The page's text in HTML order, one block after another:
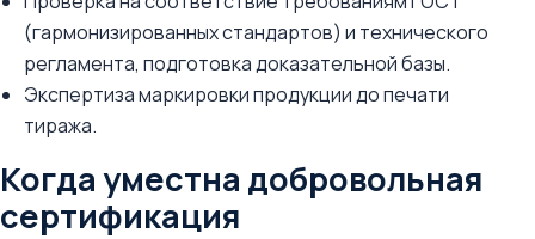
(гармонизированных стандартов) и технического
регламента, подготовка доказательной базы.
Экспертиза маркировки продукции до печати
тиража.
Когда уместна добровольная
сертификация